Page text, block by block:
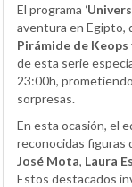
El programa
aventura en Egipto,
Pirámide de Keops
de esta serie
23:00h,
sorpresas.
En esta ocasión, el
reconocidas figuras
José Mota, Laura
Estos destacados